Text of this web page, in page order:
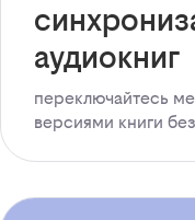
аудиокниг
переключайтесь
версиями книги